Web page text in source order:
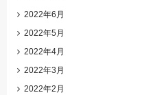
2022年6月
2022年5月
2022年4月
2022年3月
2022年2月